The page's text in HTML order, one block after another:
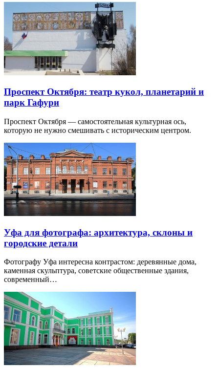
Проспект Октября: театр кукол, планетарий и
парк Гафури
Проспект Октября — самостоятельная культурная ось,
которую не нужно смешивать с историческим центром.
Уфа для фотографа: архитектура, склоны и
городские детали
Фотографу Уфа интересна контрастом: деревянные дома,
каменная скульптура, советские общественные здания,
современный…